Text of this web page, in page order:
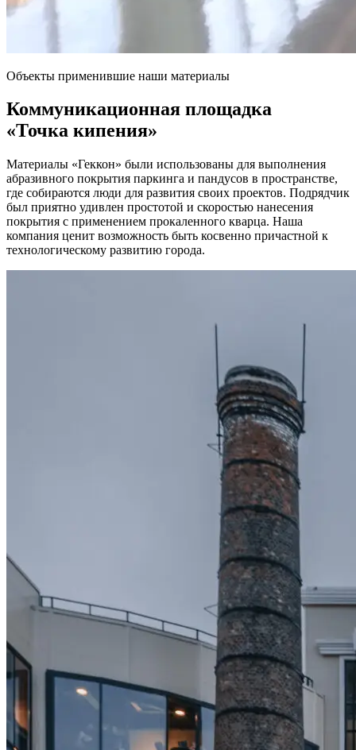
Объекты применившие наши материалы
Коммуникационная площадка
«Точка кипения»
Материалы «Геккон» были использованы для выполнения
абразивного покрытия паркинга и пандусов в пространстве,
где собираются люди для развития своих проектов. Подрядчик
был приятно удивлен простотой и скоростью нанесения
покрытия с применением прокаленного кварца. Наша
компания ценит возможность быть косвенно причастной к
технологическому развитию города.